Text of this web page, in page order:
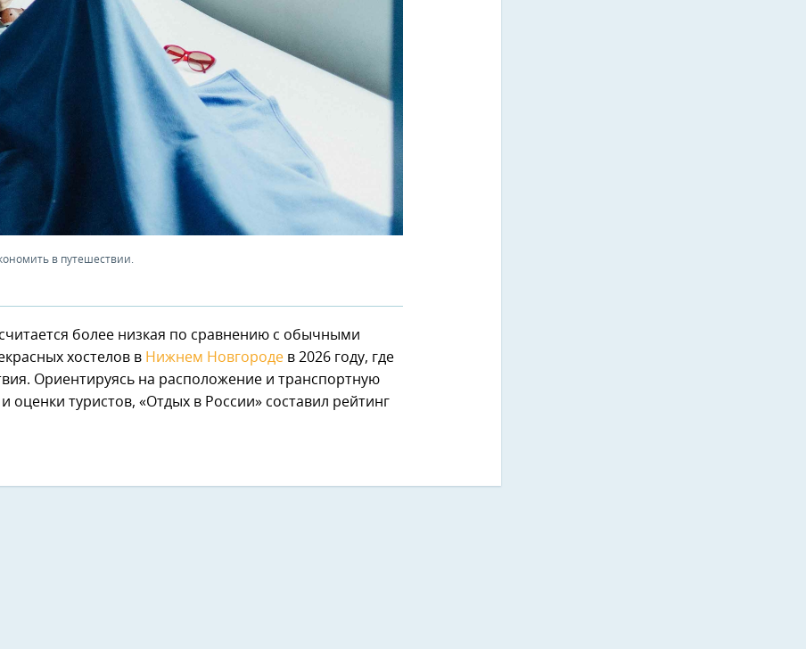
в путешествии.
более низкая по сравнению с обычными
хостелов в Нижнем Новгороде в 2026 году, где
Ориентируясь на расположение и транспортную
оценки туристов, «Отдых в России» составил рейтинг